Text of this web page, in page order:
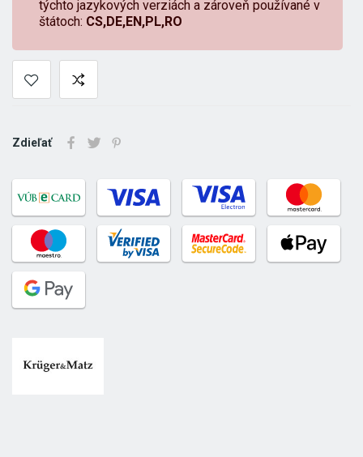
týchto jazykových verziách a zároveň používané v
štátoch: CS,DE,EN,PL,RO
Zdieľať